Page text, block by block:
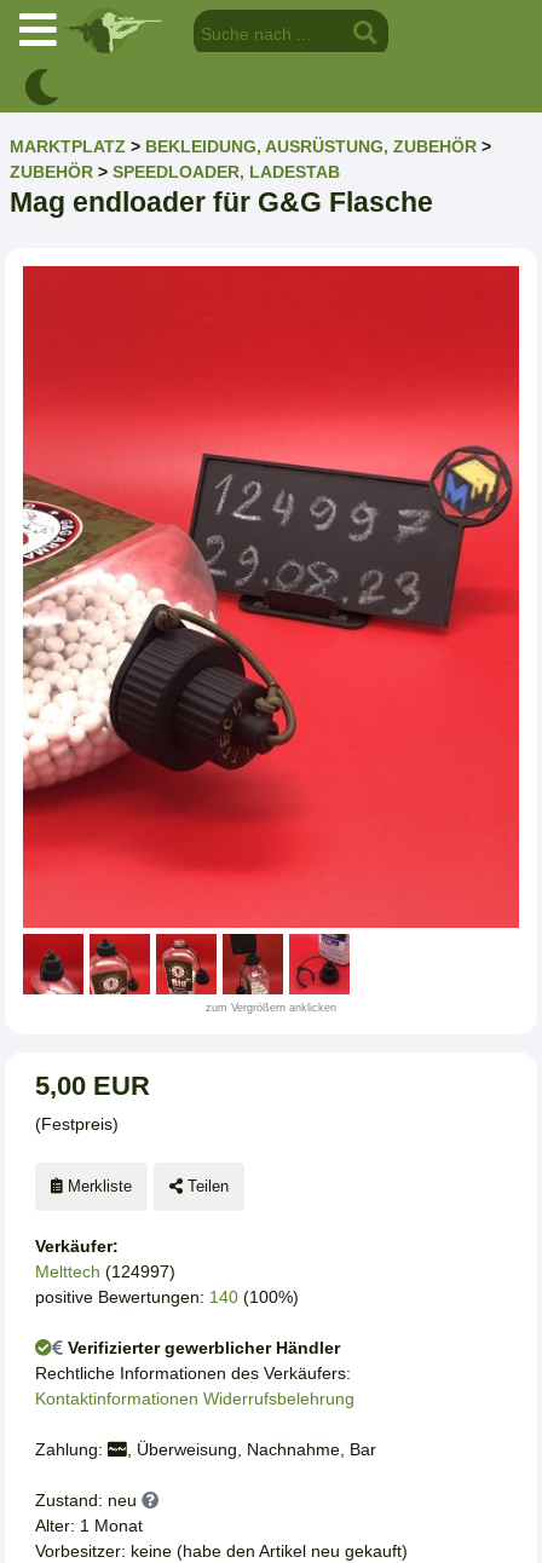
MARKTPLATZ > BEKLEIDUNG, AUSRÜSTUNG, ZUBEHÖR >
ZUBEHÖR > SPEEDLOADER, LADESTAB
Mag endloader für G&G Flasche
zum Vergrößern anklicken
5,00 EUR
(Festpreis)
Merkliste Teilen
Verkäufer:
Melttech (124997)
positive Bewertungen: 140 (100%)
Verifizierter gewerblicher Händler
Rechtliche Informationen des Verkäufers:
Kontaktinformationen Widerrufsbelehrung
Zahlung: , Überweisung, Nachnahme, Bar
Zustand: neu
Alter: 1 Monat
Vorbesitzer: keine (habe den Artikel neu gekauft)